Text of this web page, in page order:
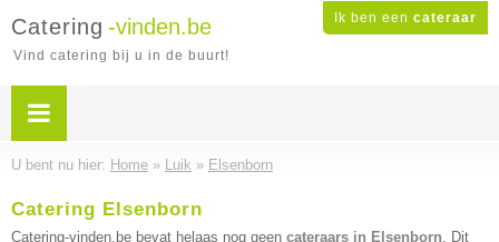
Ik ben een cateraar
Catering -vinden.be
Vind catering bij u in de buurt!
U bent nu hier: Home » Luik » Elsenborn
Catering Elsenborn
Catering-vinden.be bevat helaas nog geen cateraars in Elsenborn. Dit